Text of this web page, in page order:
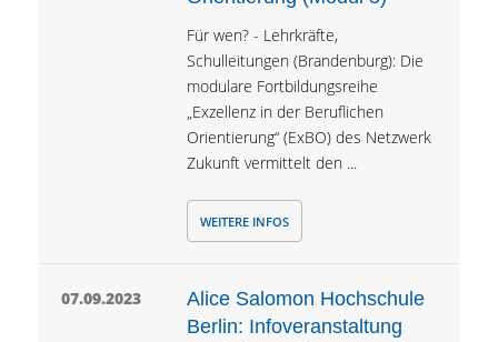
Für wen? - Lehrkräfte,
Schulleitungen (Brandenburg): Die
modulare Fortbildungsreihe
„Exzellenz in der Beruflichen
Orientierung“ (ExBO) des Netzwerk
Zukunft vermittelt den ...
WEITERE INFOS
07.09.2023
Alice Salomon Hochschule
Berlin: Infoveranstaltung